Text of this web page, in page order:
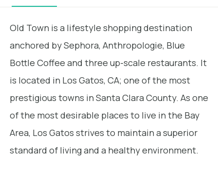
Old Town is a lifestyle shopping destination
anchored by Sephora, Anthropologie, Blue
Bottle Coffee and three up-scale restaurants. It
is located in Los Gatos, CA; one of the most
prestigious towns in Santa Clara County. As one
of the most desirable places to live in the Bay
Area, Los Gatos strives to maintain a superior
standard of living and a healthy environment.